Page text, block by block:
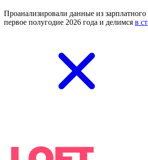
Проанализировали данные из зарплатного
первое полугодие 2026 года и делимся в